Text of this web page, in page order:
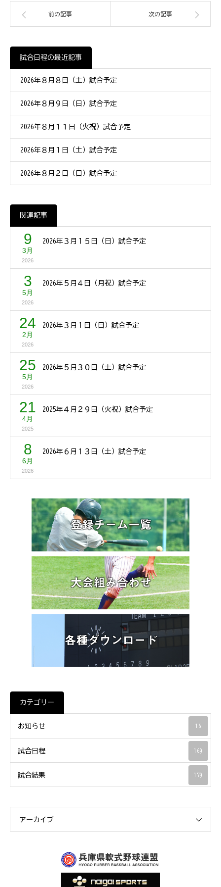
前の記事 次の記事
試合日程の最近記事
2026年８月８日（土）試合予定
2026年８月９日（日）試合予定
2026年８月１１日（火祝）試合予定
2026年８月１日（土）試合予定
2026年８月２日（日）試合予定
関連記事
9
3月
2026
2026年３月１５日（日）試合予定
3
5月
2026
2026年５月４日（月祝）試合予定
24
2月
2026
2026年３月１日（日）試合予定
25
5月
2026
2026年５月３０日（土）試合予定
21
4月
2025
2025年４月２９日（火祝）試合予定
8
6月
2026
2026年６月１３日（土）試合予定
カテゴリー
お知らせ 16
試合日程 169
試合結果 179
アーカイブ